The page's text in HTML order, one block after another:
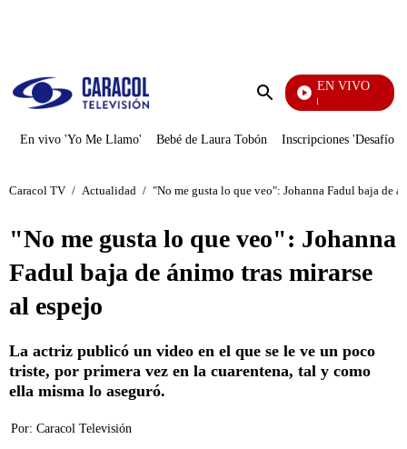
Enviar
EN VIVO
Noticias Caracol
En vivo 'Yo Me Llamo' Bebé de Laura Tobón Inscripciones 'Desafío'
Caracol TV / Actualidad / "No me gusta lo que veo": Johanna Fadul baja de
"No me gusta lo que veo": Johanna
Fadul baja de ánimo tras mirarse
al espejo
La actriz publicó un video en el que se le ve un poco
triste, por primera vez en la cuarentena, tal y como
ella misma lo aseguró.
Por: Caracol Televisión